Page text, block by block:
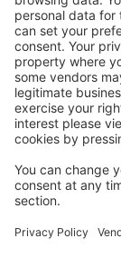
Copyright ©